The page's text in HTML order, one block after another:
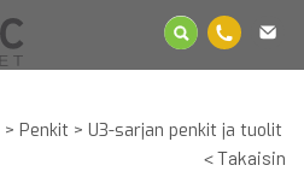
> Penkit > U3-sarjan penkit ja tuolit
< Takaisin